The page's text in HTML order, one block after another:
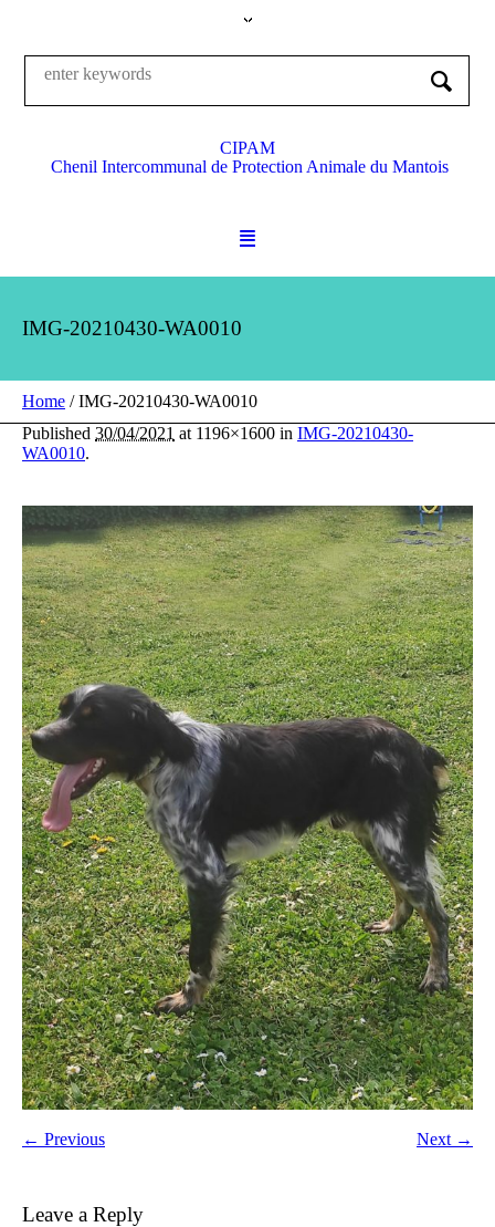
CIPAM
Chenil Intercommunal de Protection Animale du Mantois
IMG-20210430-WA0010
Home /IMG-20210430-WA0010
Published 30/04/2021 at 1196×1600 in IMG-20210430-
WA0010.
← Previous Next →
Leave a Reply